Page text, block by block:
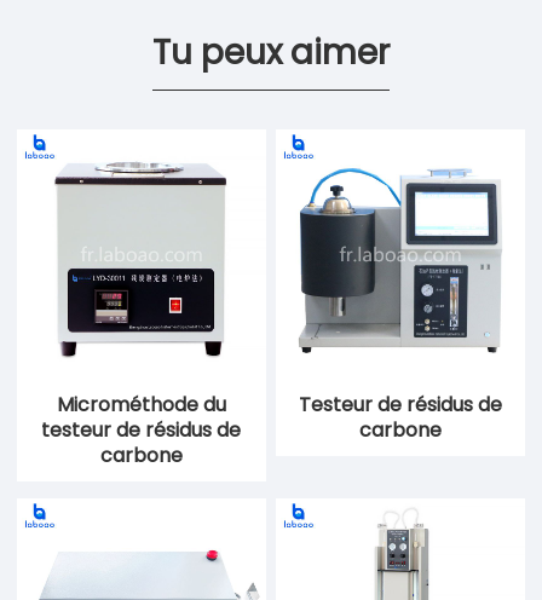
Tu peux aimer
Microméthode du
testeur de résidus de
carbone
Testeur de résidus de
carbone